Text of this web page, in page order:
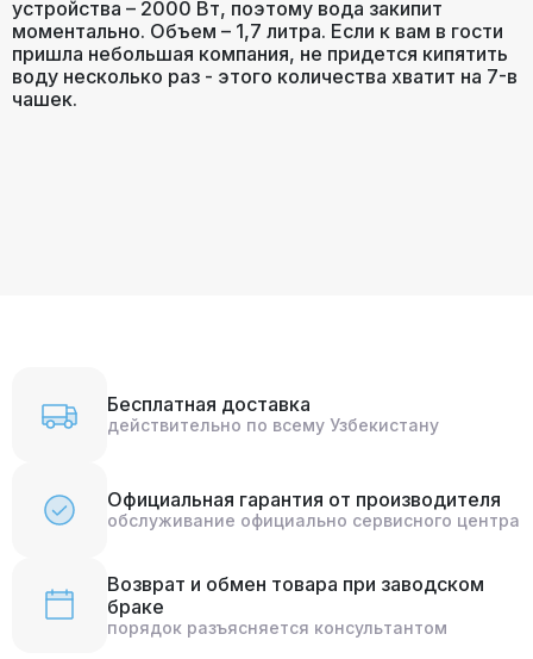
устройства – 2000 Вт, поэтому вода закипит
моментально. Объем – 1,7 литра. Если к вам в гости
пришла небольшая компания, не придется кипятить
воду несколько раз - этого количества хватит на 7-в
чашек.
Бесплатная доставка
действительно по всему Узбекистану
Официальная гарантия от производителя
обслуживание официально сервисного центра
Возврат и обмен товара при заводском
браке
порядок разъясняется консультантом